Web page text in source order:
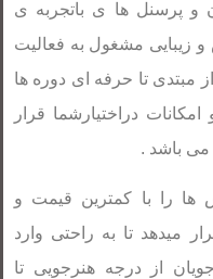
و پرسنل ها ی باتجربه ی
زیبایی مشغول به فعالیت
مبتدی تا حرفه ای دوره ها
امکانات دراختیارشما قرار
می باشد .
ها را با کمترین قیمت و
میدهد تا به راحتی وارد
از درجه هنرجویی تا